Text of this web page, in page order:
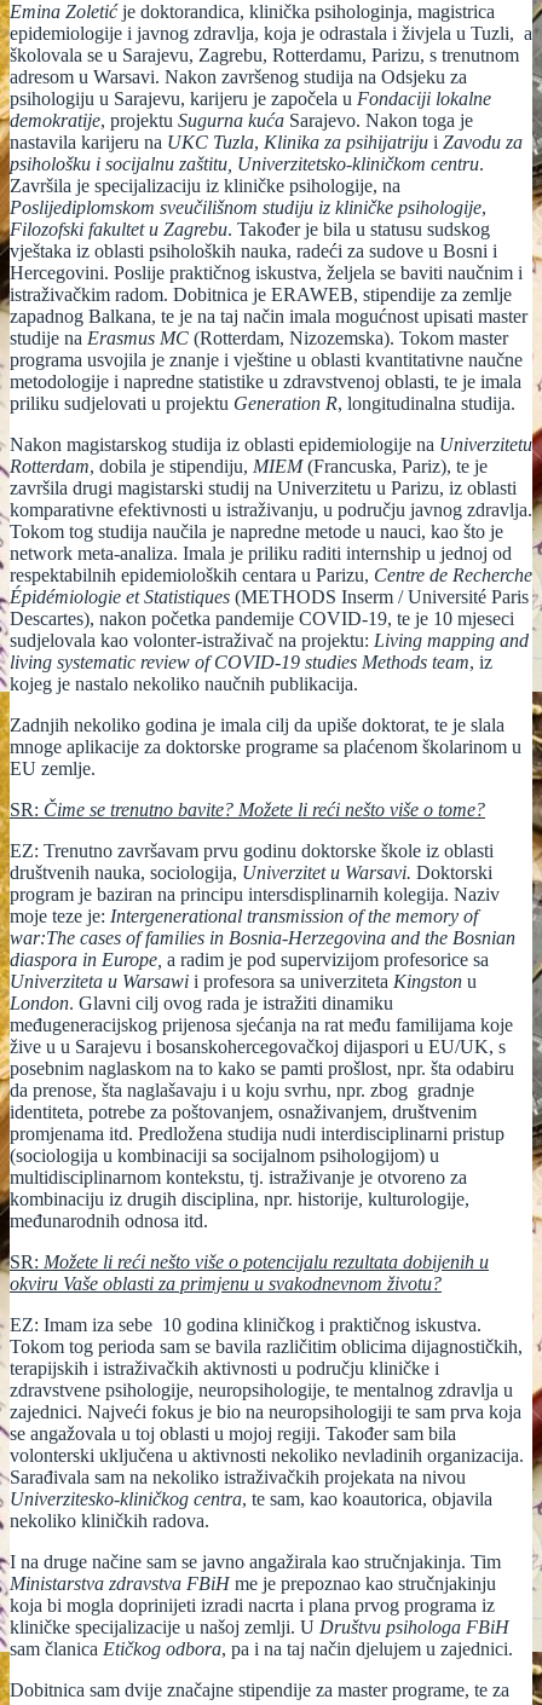
Emina Zoletićje doktorandica, klinička psihologinja, magistrica
epidemiologije i javnog zdravlja, koja je odrastala i živjela u Tuzli, a
školovala se u Sarajevu, Zagrebu, Rotterdamu, Parizu, s trenutnom
adresom u Warsavi. Nakon završenog studija na Odsjeku za
psihologiju u Sarajevu, karijeru je započela u Fondaciji lokalne
demokratije, projektu Sugurna kuća Sarajevo. Nakon toga je
nastavila karijeru na UKC Tuzla, Klinika za psihijatriju i Zavodu za
psihološku i socijalnu zaštitu, Univerzitetsko-kliničkom centru.
Završila je specijalizaciju iz kliničke psihologije, na
Poslijediplomskom sveučilišnom studiju iz kliničke psihologije,
Filozofski fakultet u Zagrebu. Također je bila u statusu sudskog
vještaka iz oblasti psiholoških nauka, radeći za sudove u Bosni i
Hercegovini. Poslije praktičnog iskustva, željela se baviti naučnim i
istraživačkim radom. Dobitnica je ERAWEB, stipendije za zemlje
zapadnog Balkana, te je na taj način imala mogućnost upisati master
studije na Erasmus MC (Rotterdam, Nizozemska). Tokom master
programa usvojila je znanje i vještine u oblasti kvantitativne naučne
metodologije i napredne statistike u zdravstvenoj oblasti, te je imala
priliku sudjelovati u projektu Generation R, longitudinalna studija.
Nakon magistarskog studija iz oblasti epidemiologije na Univerzitetu
Rotterdam, dobila je stipendiju, MIEM(Francuska, Pariz), te je
završila drugi magistarski studij na Univerzitetu u Parizu, iz oblasti
komparativne efektivnosti u istraživanju, u području javnog zdravlja.
Tokom tog studija naučila je napredne metode u nauci, kao što je
network meta-analiza. Imala je priliku raditi internship u jednoj od
respektabilnih epidemioloških centara u Parizu, Centre de Recherche
Épidémiologie et Statistiques (METHODS Inserm / Université Paris
Descartes), nakon početka pandemije COVID-19, te je 10 mjeseci
sudjelovala kao volonter-istraživač na projektu: Living mapping and
living systematic review of COVID-19 studies Methods team, iz
kojeg je nastalo nekoliko naučnih publikacija.
Zadnjih nekoliko godina je imala cilj da upiše doktorat, te je slala
mnoge aplikacije za doktorske programe sa plaćenom školarinom u
EU zemlje.
SR: Čime se trenutno bavite? Možete li reći nešto više o tome?
EZ: Trenutno završavam prvu godinu doktorske škole iz oblasti
društvenih nauka, sociologija, Univerzitet u Warsavi. Doktorski
program je baziran na principu intersdisplinarnih kolegija. Naziv
moje teze je: Intergenerational transmission of the memory of
war:The cases of families in Bosnia-Herzegovina and the Bosnian
diaspora in Europe, a radim je pod supervizijom profesorice sa
Univerziteta u Warsawi i profesora sa univerziteta Kingston u
London. Glavni cilj ovog rada je istražiti dinamiku
međugeneracijskog prijenosa sjećanja na rat među familijama koje
žive u u Sarajevu i bosanskohercegovačkoj dijaspori u EU/UK, s
posebnim naglaskom na to kako se pamti prošlost, npr. šta odabiru
da prenose, šta naglašavaju i u koju svrhu, npr. zbog gradnje
identiteta, potrebe za poštovanjem, osnaživanjem, društvenim
promjenama itd. Predložena studija nudi interdisciplinarni pristup
(sociologija u kombinaciji sa socijalnom psihologijom) u
multidisciplinarnom kontekstu, tj. istraživanje je otvoreno za
kombinaciju iz drugih disciplina, npr. historije, kulturologije,
međunarodnih odnosa itd.
SR: Možete li reći nešto više o potencijalu rezultata dobijenih u
okviru Vaše oblasti za primjenu u svakodnevnom životu?
EZ: Imam iza sebe 10 godina kliničkog i praktičnog iskustva.
Tokom tog perioda sam se bavila različitim oblicima dijagnostičkih,
terapijskih i istraživačkih aktivnosti u području kliničke i
zdravstvene psihologije, neuropsihologije, te mentalnog zdravlja u
zajednici. Najveći fokus je bio na neuropsihologiji te sam prva koja
se angažovala u toj oblasti u mojoj regiji. Također sam bila
volonterski uključena u aktivnosti nekoliko nevladinih organizacija.
Sarađivala sam na nekoliko istraživačkih projekata na nivou
Univerzitesko-kliničkog centra, te sam, kao koautorica, objavila
nekoliko kliničkih radova.
I na druge načine sam se javno angažirala kao stručnjakinja. Tim
Ministarstva zdravstva FBiHme je prepoznao kao stručnjakinju
koja bi mogla doprinijeti izradi nacrta i plana prvog programa iz
kliničke specijalizacije u našoj zemlji. U Društvu psihologa FBiH
sam članica Etičkog odbora, pa i na taj način djelujem u zajednici.
Dobitnica sam dvije značajne stipendije za master programe, te za